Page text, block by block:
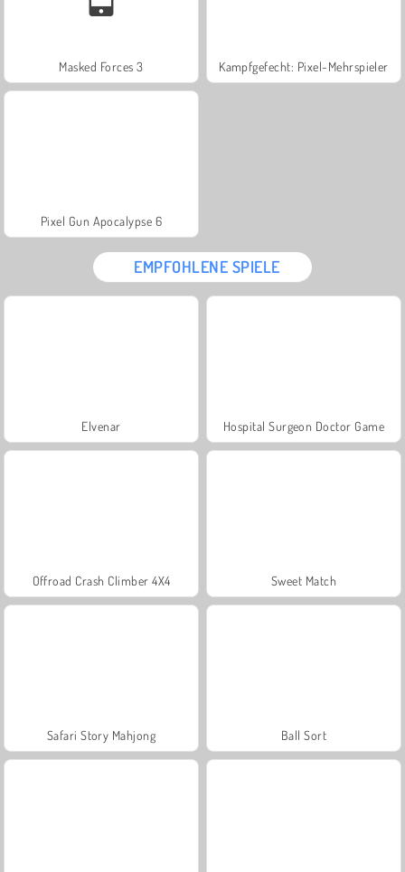
Masked Forces 3 Kampfgefecht: Pixel-Mehrspieler
Pixel Gun Apocalypse 6
EMPFOHLENE SPIELE
Elvenar Hospital Surgeon Doctor Game
Offroad Crash Climber 4X4 Sweet Match
Safari Story Mahjong Ball Sort